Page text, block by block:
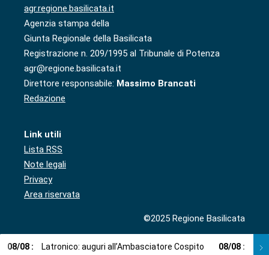
agr.regione.basilicata.it
Agenzia stampa della
Giunta Regionale della Basilicata
Registrazione n. 209/1995 al Tribunale di Potenza
agr@regione.basilicata.it
Direttore responsabile: Massimo Brancati
Redazione
Link utili
Lista RSS
Note legali
Privacy
Area riservata
©2025 Regione Basilicata
08/08 : Latronico: auguri all’Ambasciatore Cospito 08/08 :